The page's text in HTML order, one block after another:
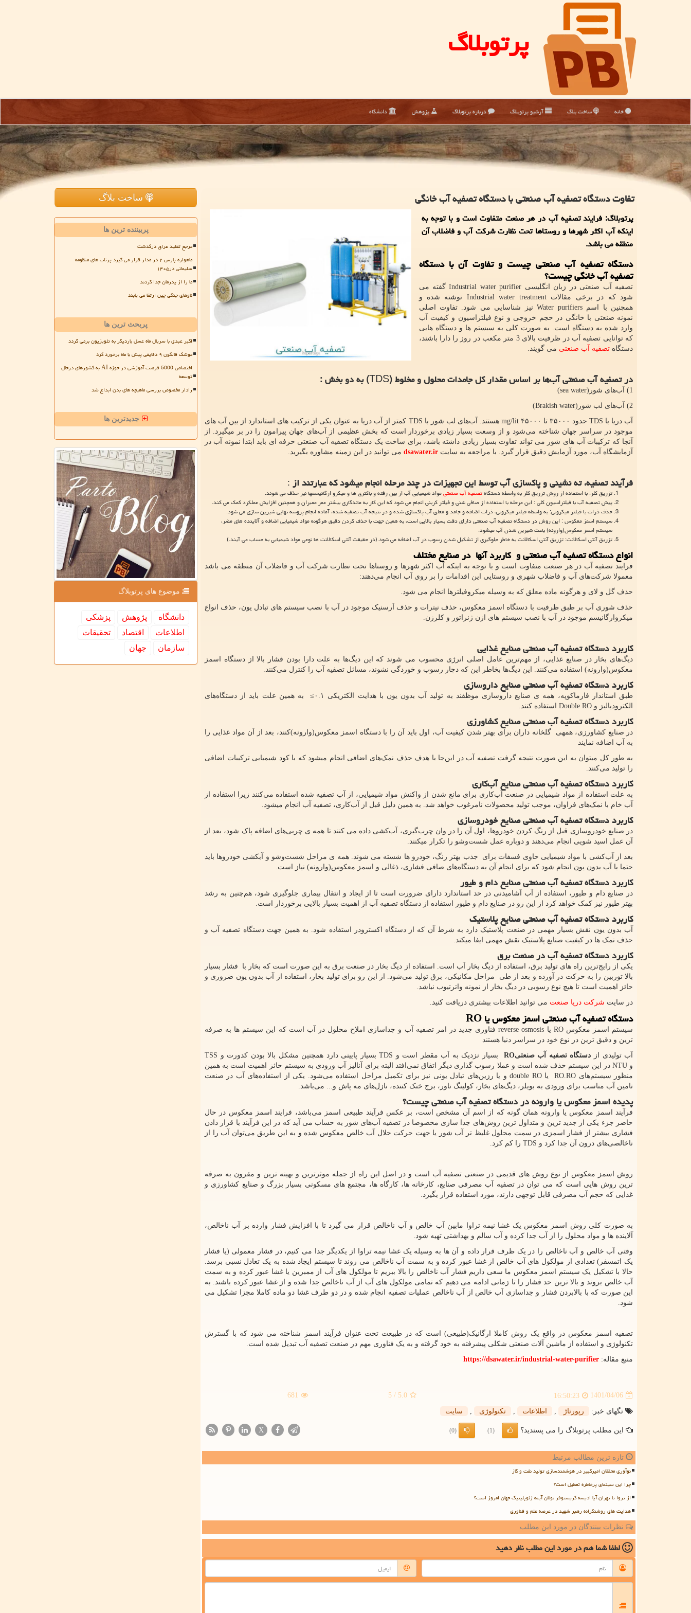
پرتوبلاگ
خانه ساخت بلاگ آرشیو پرتوبلاگ درباره پرتوبلاگ پژوهش دانشگاه
تفاوت دستگاه تصفیه آب صنعتی با دستگاه تصفیه آب خانگی
پرتوبلاگ: فرایند تصفیه آب در هر صنعت متفاوت است و با توجه به
اینکه آب اکثر شهرها و روستاها تحت نظارت شرکت آب و فاضلاب آن
منطقه می باشد.
دستگاه تصفیه آب صنعتی چیست و تفاوت آن با دستگاه
تصفیه آب خانگی چیست؟
تصفیه آب صنعتی در زبان انگلیسی Industrial water purifierگفته می
شود که در برخی مقالاتIndustrial water treatment نوشته شده و
همچنین با اسمWater purifiersنیز شناسایی می شود. تفاوت اصلی
نمونه صنعتی با خانگی در حجم خروجی و نوع فیلتراسیون و کیفیت آب
وارد شده به دستگاه است. به صورت کلی به سیستم ها و دستگاه هایی
که توانایی تصفیه آب در ظرفیت بالای 3 متر مکعب در روز را دارا باشند،
دستگاه تصفیه آب صنعتی می گویند.
در تصفیه آب صنعتی آب‌ها بر اساس مقدار کل جامدات محلول و مخلوط (TDS) به دو بخش :
1) آب‌های شور( sea water
)
2) آب‌های لب شور(
Brakish water
)
آب دریا با TDS حدود ۳۵۰۰۰ تا ۴۵۰۰۰ mg/lit هستند. آب‌های لب شور با TDS کمتر از آب دریا به عنوان یکی از ترکیب های استاندارد از بین آب های
موجود در سراسر جهان شناخته می‌شود و از وسعت بسیار زیادی برخوردار است که بخش عظیمی از آب‌های جهان پیرامون را در بر میگیرد. از
آنجا که ترکیبات آب های شور می تواند تفاوت بسیار زیادی داشته باشد، برای ساخت یک دستگاه تصفیه آب صنعتی حرفه ای باید ابتدا نمونه آب در
آزمایشگاه آب، مورد آزمایش دقیق قرار گیرد. با مراجعه به سایت dsawater.ir می توانید در این زمینه مشاوره بگیرید.
فرآیند تصفیه، ته نشینی و پاکسازی آب توسط این تجهیزات در چند مرحله انجام میشود که عبارتند از:
تزریق کلر: با استفاده از روش تزریق کلر به واسطه دستگاهتصفیه آب صنعتیمواد شیمیایی آب از بین رفته و باکتری ها و میکرو ارگانیسمها نیز حذف می شوند.
پیش تصفیه آب با فیلتراسیون کلی:این مرحله با استفاده از صافی شنی و فیلتر کربنی انجام می شود که این کار به ماندگاری بیشتر عمر ممبران و همچنین افزایش عملکرد کمک می کند.
حذف ذرات با فیلتر میکرونی: به واسطه فیلتر میکرونی، ذرات اضافه و جامد و معلق آب پاکسازی شده و در نتیجه آب تصفیه شده، آماده انجام پروسه نهایی شیرین سازی می شود.
سیستم اسمز معکوس : این روش در دستگاه تصفیه آب صنعتی دارای دقت بسیار بالایی است، به همین جهت با حذف کردن دقیق هرگونه مواد شیمیایی اضافه و آلاینده های مضر،
سیستم اسمز معکوس(وارونه) باعث شیرین شدن آب میشود.
تزریق آنتی اسکالانت: تزریق آنتی اسکالانت به خاطر جلوگیری از تشکیل شدن رسوب در آب اضافه می شود.(در حقیقت آنتی اسکالانت ها نوعی مواد شیمیایی به حساب می آیند.)
انواع دستگاه تصفیه آب صنعتی و کاربرد آنها در صنایع مختلف
فرایند تصفیه آب در هر صنعت متفاوت است و با توجه به اینکه آب اکثر شهرها و روستاها تحت نظارت شرکت آب و فاضلاب آن منطقه می باشد
معمولا شرکت‌های آب و فاضلاب شهری و روستایی این اقدامات را بر روی آب انجام می‌دهند:
حذف گل ‌و لای و هرگونه ماده معلق که به وسیله میکروفیلترها انجام می شود.
حذف شوری آب بر طبق ظرفیت با دستگاه اسمز معکوس، حذف نیترات و حذف آرسنیک موجود در آب با نصب سیستم های تبادل یون، حذف انواع
میکروارگانیسم‌ موجود در آب با نصب سیستم های ازن ژنراتور و کلرزن.
کاربرد دستگاه تصفیه آب صنعتی صنایع غذایی
دیگ‌های بخار در صنایع غذایی، از مهم‌ترین عامل اصلی انرژی محسوب می شوند که این دیگ‌ها به علت دارا بودن فشار بالا از دستگاه اسمز
معکوس(وارونه) استفاده می‌کنند. این دیگ‌ها بخاطر این ‌که دچار رسوب و خوردگی نشوند، مسائل تصفیه آب را کنترل می‌کنند.
کاربرد دستگاه تصفیه آب صنعتی صنایع داروسازی
طبق استاندار فارماکوپه، همه ی صنایع داروسازی موظفند به تولید آب بدون یون با هدایت الکتریکی ۰.۱≥ به همین علت باید از دستگاه‌های
الکترودیالیز و Double RO استفاده کنند.
کاربرد دستگاه تصفیه آب صنعتی صنایع کشاورزی
در صنایع کشاورزی، همهی گلخانه‌ داران برای بهتر شدن کیفیت آب، اول باید آن را با دستگاه اسمز معکوس(وارونه)کنند، بعد از آن مواد غذایی را
به آب اضافه نمایند
به طور کل میتوان به این صورت نتیجه گرفت تصفیه آب در این‌جا با هدف حذف نمک‌های اضافی انجام میشود که با کود شیمیایی ترکیبات اضافی
را تولید می‌کنند.
کاربرد دستگاه تصفیه آب صنعتی صنایع آب‌کاری
به علت استفاده از مواد شیمیایی در صنعت آب‌کاری برای مانع شدن از واکنش مواد شیمیایی، از آب تصفیه شده استفاده می‌کنند زیرا استفاده از
آب خام با نمک‌های فراوان، موجب تولید محصولات نامرغوب خواهد شد. به همین دلیل قبل از آب‌کاری، تصفیه آب انجام میشود.
کاربرد دستگاه تصفیه آب صنعتی صنایع خودروسازی
در صنایع خودروسازی قبل از رنگ کردن خودروها، اول آن را در وان چرب‌گیری، آب‌کشی داده می کنند تا همه ی چربی‌های اضافه پاک شود، بعد از
آن عمل اسید شویی انجام می‌دهند و دوباره عمل شست‌و‌شو را تکرار میکنند.
بعد از آب‌کشی با مواد شیمیایی حاوی فسفات برای جذب بهتر رنگ، خودرو ها شسته می شوند. همه ی مراحل شست‌‌و‌شو و آبکشی خودروها باید
حتما با آب بدون یون انجام شود که برای انجام آن به دستگاه‌های صافی فشاری، ذغالی و اسمز معکوس(وارونه) نیاز است.
کاربرد دستگاه تصفیه آب صنعتی صنایع دام ‌و طیور
در صنایع دام و طیور، استفاده از آب آشامیدنی در حد استاندارد دارای ضرورت است تا از ایجاد و انتقال بیماری جلوگیری شود، هم‌چنین به رشد
بهتر طیور نیز کمک خواهد کرد از این رو در صنایع دام و طیور استفاده از دستگاه تصفیه آب از اهمیت بسیار بالایی برخوردار است.
کاربرد دستگاه تصفیه آب صنعتی صنایع پلاستیک
آب بدون یون نقش بسیار مهمی در صنعت پلاستیک دارد به شرط آن که از دستگاه اکسترودر استفاده شود. به همین جهت دستگاه تصفیه آب و
حذف نمک‌ ها در کیفیت صنایع پلاستیک نقش مهمی ایفا میکند.
کاربرد دستگاه تصفیه آب در صنعت برق
یکی از رایج‌ترین راه های تولید برق، استفاده از دیگ بخار آب است. استفاده از دیگ بخار در صنعت برق به این صورت است که بخار با فشار بسیار
بالا توربین را به حرکت در آورده و بعد از طی مراحل مکانیکی، برق تولید می‌شود. از این رو برای تولید بخار، استفاده از آب بدون یون ضروری و
حائز اهمیت است تا هیچ‌ نوع رسوبی در دیگ بخار از نمونه واترتیوب نباشد.
در سایت شرکت دریا صنعت می توانید اطلاعات بیشتری دریافت کنید.
دستگاه تصفیه آب صنعتی اسمز معکوس یاRO
سیستم اسمز معکوسRO یا reverse osmosisفناوری جدید در امر تصفیه آب و جداسازی املاح محلول در آب است که این سیستم ها به صرفه
ترین و دقیق ترین در نوع خود در سراسر دنیا هستند
آب تولیدی از دستگاه تصفیه آب صنعتیRO بسیار نزدیک به آب مقطر است و TDS بسیار پایینی دارد همچنین مشکل بالا بودن کدورت و TSS
و NTUدر این سیستم حذف شده است و عملا رسوب گذاری دیگر اتفاق نمی‌افتد البته برای آنالیز آب ورودی به سیستم حائز اهمیت است به همین
منظور سیستم‌های RO.ROیاdouble RO و یا رزین‌های تبادل یونی نیز برای تکمیل مراحل استفاده می‌شود. یکی از استفاده‌های آب در صنعت
تامین آب مناسب برای ورودی به بویلر، دیگ‌های بخار، کولینگ تاور، برج خنک کننده، نازل‌های مه پاش و... می‌باشد.
پدیده اسمز معکوس یا وارونه در دستگاه تصفیه آب صنعتی چیست؟
فرآیند اسمز معكوس یا وارونه همان گونه كه از اسم آن مشخص است، بر عکس فرآیند طبیعی اسمز می‌باشد، فرایند اسمز معکوس در حال
حاضر جزء یكی از جدید ترین و متداول ترین روش‌های جدا سازی مخصوصا در تصفیه آب‌های شور به حساب می آید که در این فرآیند با قرار دادن
فشاری بیشتر از فشار اسمزی در سمت محلول غلیظ تر آب شور یا جهت حركت حلال آب خالص معکوس شده و به این طریق می‌توان آب را از
ناخالصی‌های درون آن جدا كرد و TDS را کم کرد.
روش اسمز معکوس از نوع روش های قدیمی در صنعتی تصفیه آب است و در اصل این راه از جمله موثرترین و بهینه ترین و مقرون به صرفه
ترین روش هایی است که می توان در تصفیه آب مصرفی صنایع، کارخانه ها، کارگاه ها، مجتمع های مسکونی بسیار بزرگ و صنایع کشاورزی و
غذایی که حجم آب مصرفی قابل توجهی دارند، مورد استفاده قرار بگیرد.
به صورت کلی روش اسمز معکوس یک غشا نیمه تراوا مابین آب خالص و آب ناخالص قرار می گیرد تا با افزایش فشار وارده بر آب ناخالص،
آلاینده ها و مواد محلول را از آب جدا کرده و آب سالم و بهداشتی تهیه شود.
وقتی آب خالص و آب ناخالص را در یک ظرف قرار داده و آن ها به وسیله یک غشا نیمه تراوا از یکدیگر جدا می کنیم، در فشار معمولی (یا فشار
یک اتمسفر) تعدادی از مولکول های آب خالص از غشا عبور کرده و به سمت آب ناخالص می روند تا سیستم ایجاد شده به یک تعادل نسبی برسد.
حالا با تشکیل یک سیستم اسمز معکوس ما سعی داریم فشار آب ناخالص را بالا ببریم تا مولکول های آب از ممبرین یا غشا عبور کرده و به سمت
آب خالص بروند و بالا ترین حد فشار را تا زمانی ادامه می دهیم که تمامی مولکول های آب از آب ناخالص جدا شده و از غشا عبور کرده باشند. به
این صورت که با بالابردن فشار و جداسازی آب خالص از آب ناخالص عملیات تصفیه انجام شده و در دو طرف غشا دو ماده کاملا مجزا تشکیل می
شود.
تصفیه اسمز معکوس در واقع یک روش کاملا ارگانیک(طبیعی) است که در طبیعت تحت عنوان فرآیند اسمز شناخته می شود که با گسترش
تکنولوژی و استفاده از ماشین آلات صنعتی شکلی پیشرفته به خود گرفته و به یک فناوری مهم در صنعت تصفیه آب تبدیل شده است.
منبع مقاله: https://dsawater.ir/industrial-water-purifier
1401/04/06
16:50:23
5.0
/ 5
681
تگهای خبر: رپورتاژ , اطلاعات , تكنولوژی , سایت
این مطلب پرتوبلاگ را می پسندید؟ (1)
(0)
X
تازه ترین مطالب مرتبط
نوآوری محققان امیرکبیر در هوشمندسازی تولید نفت و گاز
چرا این سینمای پرخاطره تعطیل است؟
از تروا تا تهران آیا ادیسه کریستوفر نولان آینه ژئوپلیتیک جهان امروز است؟
هدایت های روشنگرانه رهبر شهید در عرصه علم و فناوری
نظرات بینندگان در مورد این مطلب
لطفا شما همدر مورد این مطلبنظر دهید
ساخت بلاگ
پربیننده ترین ها
مرجع تقلید عراق درگذشت
ماهواره پارس ۲ در مدار قرار می گیرد پرتاب های منظومه
سلیمانی در۱۴۰۵
ما را از پدرمان جدا کردند
ناوهای جنگی چین ارتقا می یابند
پربحث ترین ها
اکبر عبدی با سریال ماه عسل باردیگر به تلویزیون برمی گردد
موشک فالکون ۹ دقایقی پیش با ماه برخورد کرد
اختصاص 5000 فرصت آموزشی در حوزه AI به کشورهای درحال
توسعه
رادار مخصوص بررسی ماهیچه های بدن ابداع شد
جدیدترین ها
موضوع های پرتوبلاگ
دانشگاه پژوهش
پزشكی
اطلاعات
اقتصاد
تحقیقات
سازمان
جهان